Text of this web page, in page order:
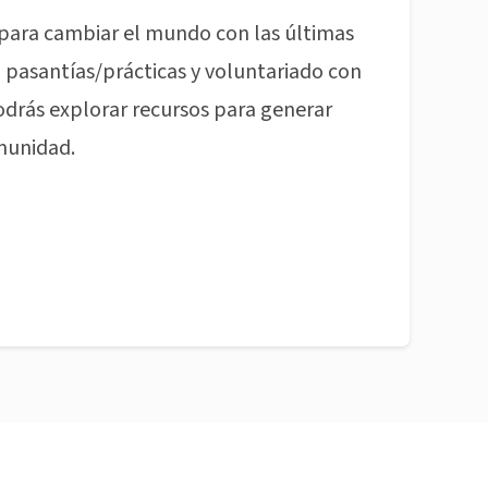
cambiar el mundo con las últimas
prácticas y voluntariado con
explorar recursos para generar